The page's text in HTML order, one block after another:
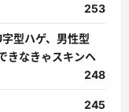
253
型ハゲ、男性型
きなきゃスキンヘ
248
245